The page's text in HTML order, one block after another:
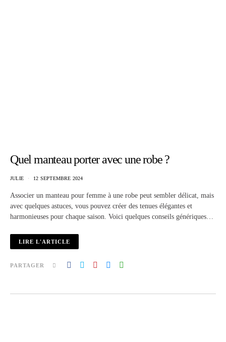
Quel manteau porter avec une robe ?
JULIE 12 SEPTEMBRE 2024
Associer un manteau pour femme à une robe peut sembler délicat, mais
avec quelques astuces, vous pouvez créer des tenues élégantes et
harmonieuses pour chaque saison. Voici quelques conseils génériques…
LIRE L'ARTICLE
PARTAGER